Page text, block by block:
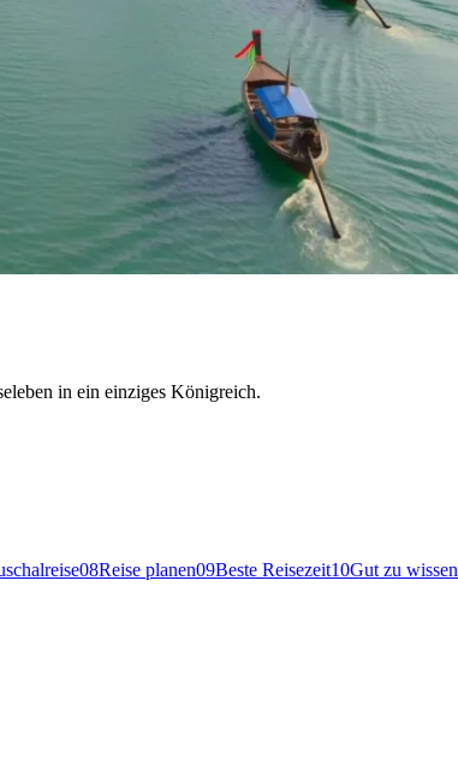
in ein einziges Königreich.
08Reise planen09Beste Reisezeit10Gut zu wissen